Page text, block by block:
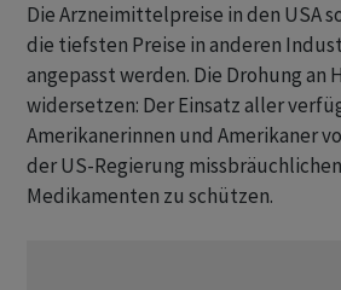
Die Arzneimittelpreise in den USA
die tiefsten Preise in anderen
angepasst werden. Die Drohung an
widersetzen: Der Einsatz aller
Amerikanerinnen und Amerikaner
der US-Regierung
Medikamenten zu schützen.